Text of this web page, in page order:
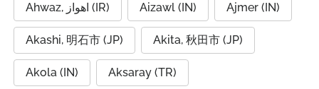
Ahwaz, اهواز (IR) Aizawl (IN) Ajmer (IN)
Akashi, 明石市 (JP) Akita, 秋田市 (JP)
Akola (IN) Aksaray (TR)